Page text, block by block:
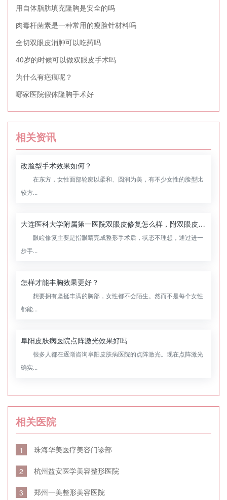
用自体脂肪填充隆胸是安全的吗
肉毒杆菌素是一种常用的瘦脸针材料吗
全切双眼皮消肿可以吃药吗
40岁的时候可以做双眼皮手术吗
为什么有疤痕呢？
哪家医院假体隆胸手术好
相关资讯
改脸型手术效果如何？
在东方，女性面部轮廓以柔和、圆润为美，有不少女性的脸型比
较方...
大连医科大学附属第一医院双眼皮修复怎么样，附双眼皮修复案例
眼睑修复主要是指眼睛完成整形手术后，状态不理想，通过进一
步手...
怎样才能丰胸效果更好？
想要拥有坚挺丰满的胸部，女性都不会陌生。然而不是每个女性
都能...
阜阳皮肤病医院点阵激光效果好吗
很多人都在逐渐咨询阜阳皮肤病医院的点阵激光。现在点阵激光
确实...
相关医院
1 珠海华美医疗美容门诊部
2 杭州益安医学美容整形医院
3 郑州一美整形美容医院